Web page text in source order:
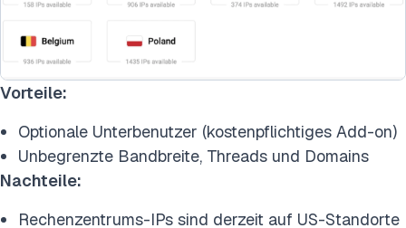
Vorteile:
Optionale Unterbenutzer (kostenpflichtiges Add-on)
Unbegrenzte Bandbreite, Threads und Domains
Nachteile:
Rechenzentrums-IPs sind derzeit auf US-Standorte